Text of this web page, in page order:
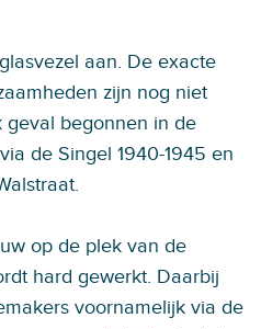
aan. De exacte
zijn nog niet
geval begonnen in de
de Singel 1940-1945 en
op de plek van de
hard gewerkt. Daarbij
voornamelijk via de